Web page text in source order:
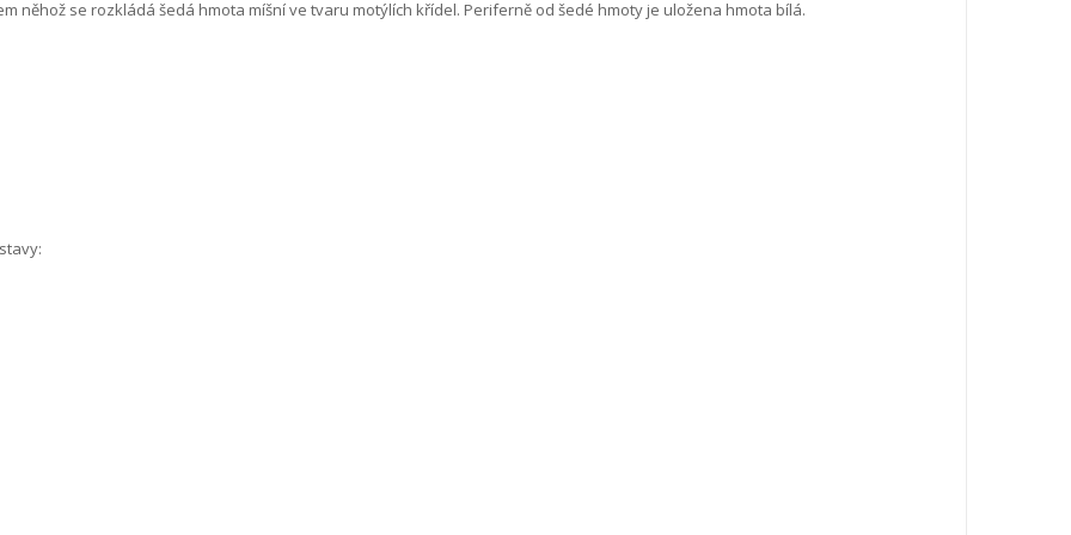
něhož se rozkládá šedá hmota míšní ve tvaru motýlích křídel. Periferně od šedé hmoty je uložena hmota bílá.